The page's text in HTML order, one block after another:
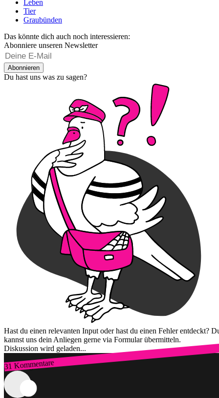
Leben
Tier
Graubünden
Das könnte dich auch noch interessieren:
Abonniere unseren Newsletter
Abonnieren
Du hast uns was zu sagen?
Hast du einen relevanten Input oder hast du einen Fehler entdeckt?
kannst uns dein Anliegen gerne via Formular übermitteln.
Diskussion wird geladen...
31 Kommentare
Zum Login